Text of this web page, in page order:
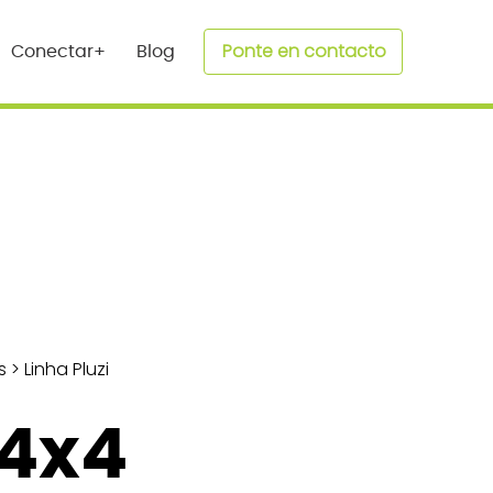
Conectar+ Blog Ponte en contacto
> Linha Pluzi